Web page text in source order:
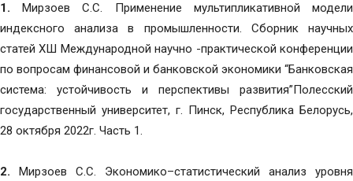
1.Мирзоев С.С. Применение мультипликативной модели
индексного анализа в промышленности. Сборник научных
статей ХШ Международной научно -практической конференции
по вопросам финансовой и банковской экономики “Банковская
система: устойчивость и перспективы развития”Полесский
государственный университет, г. Пинск, Республика Белорусь,
28 октября 2022г. Часть 1.
2. Мирзоев С.С.
Экономико–статистический анализ уровня